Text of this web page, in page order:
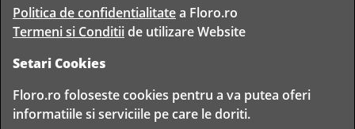
Romania
TIMP PENTRU
FLORISTI
Politica de confidentialitatea Floro.ro
Termeni si Conditiide utilizare Website
Setari Cookies
Floro.ro foloseste cookies pentru a va putea oferi
informatiile si serviciile pe care le doriti.